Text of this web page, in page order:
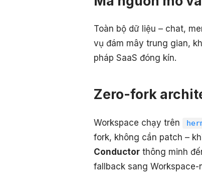
Toàn bộ dữ liệu – chat,
vụ đám mây trung gian,
pháp SaaS đóng kín.
Zero-fork
Workspace chạy trên
fork, không cần patch –
Conductor thông minh
fallback sang